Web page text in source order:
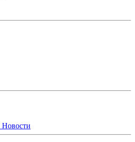
Новости